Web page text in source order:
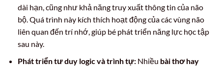
dài hạn, cũng như khả năng truy xuất thông tin của não
bộ. Quá trình này kích thích hoạt động của các vùng não
liên quan đến trí nhớ, giúp bé phát triển năng lực học tập
sau này.
Phát triển tư duy logic và trình tự:Nhiều bài thơ hay